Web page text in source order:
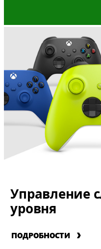
Управление
уровня
ПОДРОБНОСТИ